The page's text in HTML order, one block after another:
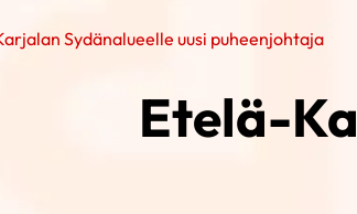
Sydänalueelle uusi puheenjohtaja
Etelä-